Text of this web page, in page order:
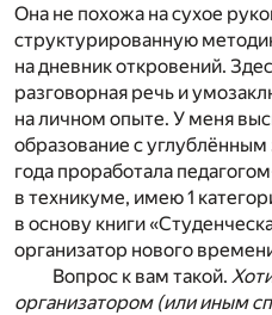
Она не похожа на сухое
структурированную
на дневник откровений.
разговорная речь и
на личном опыте. У меня
образование с
года проработала
в техникуме, имею 1
в основу книги
организатор нового
Вопрос к вам такой.
организатором (или иным